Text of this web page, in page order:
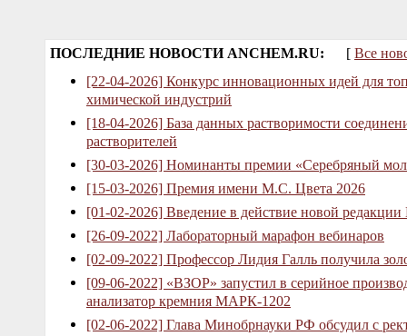
ПОСЛЕДНИЕ НОВОСТИ ANCHEM.RU: [ Все
[22-04-2026] Конкурс инновационных идей для
химической индустрий
[18-04-2026] База данных растворимости
растворителей
[30-03-2026] Номинанты премии «Серебряный
[15-03-2026] Премия имени М.С. Цвета 2026
[01-02-2026] Введение в действие новой
[26-09-2022] Лабораторный марафон вебинаров
[02-09-2022] Профессор Лидия Галль получила
[09-06-2022] «ВЗОР» запустил в серийное
анализатор кремния МАРК-1202
[02-06-2022] Глава Минобрнауки РФ обсудил с